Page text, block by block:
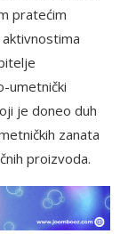
pratećim
umetnički
je doneo duh
zanata
proizvoda.